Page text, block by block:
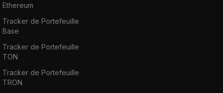
Ethereum
Tracker de Portefeuille
Base
Tracker de Portefeuille
TON
Tracker de Portefeuille
TRON